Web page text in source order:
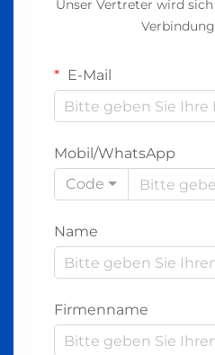
Unser Vertreter wird
E-Mail
Mobil/WhatsApp
Code
Name
Firmenname